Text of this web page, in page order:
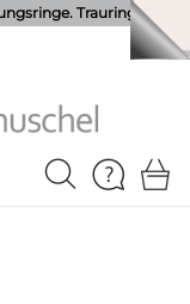
Trauringe.